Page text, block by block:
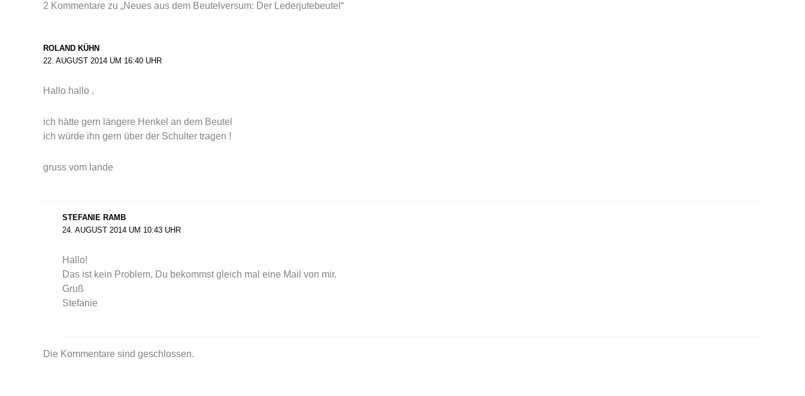
2 Kommentare zu „Neues aus dem Beutelversum: Der Lederjutebeutel“
ROLAND KÜHN
22. AUGUST 2014 UM 16:40 UHR
Hallo hallo .
ich hätte gern längere Henkel an dem Beutel
ich würde ihn gern über der Schulter tragen !
gruss vom lande
STEFANIE RAMB
24. AUGUST 2014 UM 10:43 UHR
Hallo!
Das ist kein Problem, Du bekommst gleich mal eine Mail von mir.
Gruß
Stefanie
Die Kommentare sind geschlossen.